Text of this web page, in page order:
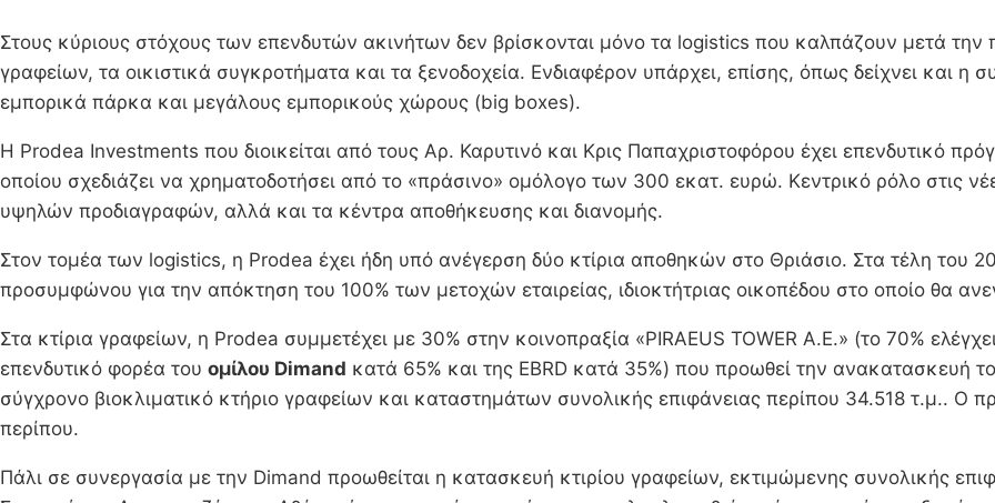
Στους κύριους στόχους των επενδυτών ακινήτων δεν βρίσκονται μόνο τα logistics που καλπάζουν μετά την
γραφείων, τα οικιστικά συγκροτήματα και τα ξενοδοχεία. Ενδιαφέρον υπάρχει, επίσης, όπως δείχνει και
εμπορικά πάρκα και μεγάλους εμπορικούς χώρους (big boxes).
Η Prodea Investments που διοικείται από τους Αρ. Καρυτινό και Κρις Παπαχριστοφόρου έχει επενδυτικό
οποίου σχεδιάζει να χρηματοδοτήσει από το «πράσινο» ομόλογο των 300 εκατ. ευρώ. Κεντρικό ρόλο στις
υψηλών προδιαγραφών, αλλά και τα κέντρα αποθήκευσης και διανομής.
Στον τομέα των logistics, η Prodea έχει ήδη υπό ανέγερση δύο κτίρια αποθηκών στο Θριάσιο. Στα τέλη του
προσυμφώνου για την απόκτηση του 100% των μετοχών εταιρείας, ιδιοκτήτριας οικοπέδου στο οποίο θα
Στα κτίρια γραφείων, η Prodea συμμετέχει με 30% στην κοινοπραξία «PIRAEUS TOWER A.E.» (το 70%
επενδυτικό φορέα του ομίλου Dimand κατά 65% και της EBRD κατά 35%) που προωθεί την ανακατασκευή
σύγχρονο βιοκλιματικό κτήριο γραφείων και καταστημάτων συνολικής επιφάνειας περίπου 34.518 τ.μ.. Ο
περίπου.
Πάλι σε συνεργασία με την Dimand προωθείται η κατασκευή κτιρίου γραφείων, εκτιμώμενης συνολικής